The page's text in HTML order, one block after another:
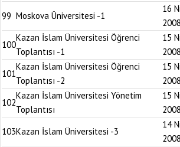
99 Moskova Üniversitesi -1
16
2008
100
Kazan İslam Üniversitesi Öğrenci
Toplantısı -1
15
2008
101
Kazan İslam Üniversitesi Öğrenci
Toplantısı -2
15
2008
102
Kazan İslam Üniversitesi Yönetim
Toplantısı
15
2008
103Kazan İslam Üniversitesi -3
14
2008